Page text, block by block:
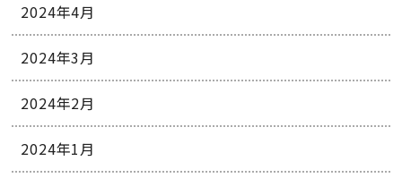
2024年4月
2024年3月
2024年2月
2024年1月